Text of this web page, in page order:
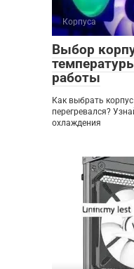
Корпуса
Выбор
работы
Как выбрать
перегревался?
охлаждения